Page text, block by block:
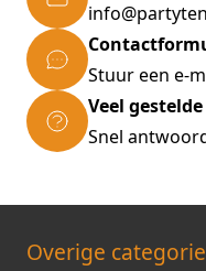
Stuur een e-
Veel
Snel
Overige